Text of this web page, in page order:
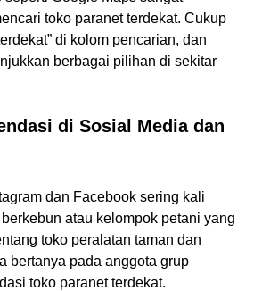
toko paranet terdekat. Cukup
di kolom pencarian, dan
berbagai pilihan di sekitar
di Sosial Media dan
dan Facebook sering kali
atau kelompok petani yang
toko peralatan taman dan
bertanya pada anggota grup
toko paranet terdekat.